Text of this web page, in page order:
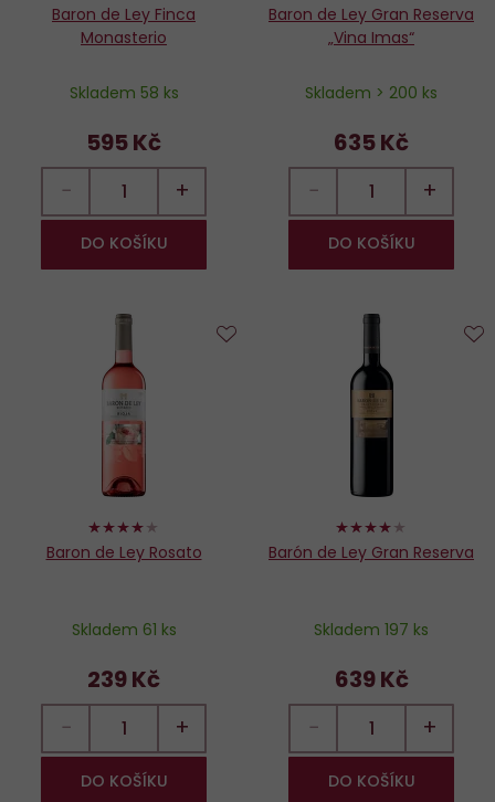
Baron de Ley Finca
Monasterio
Skladem 58 ks
595 Kč
− +
DO KOŠÍKU
Baron de Ley Gran Reserva
„Vina Imas“
Skladem > 200 ks
635 Kč
− +
DO KOŠÍKU
78%
Baron de Ley Rosato
Skladem 61 ks
239 Kč
− +
DO KOŠÍKU
80%
Barón de Ley Gran Reserva
Skladem 197 ks
639 Kč
− +
DO KOŠÍKU